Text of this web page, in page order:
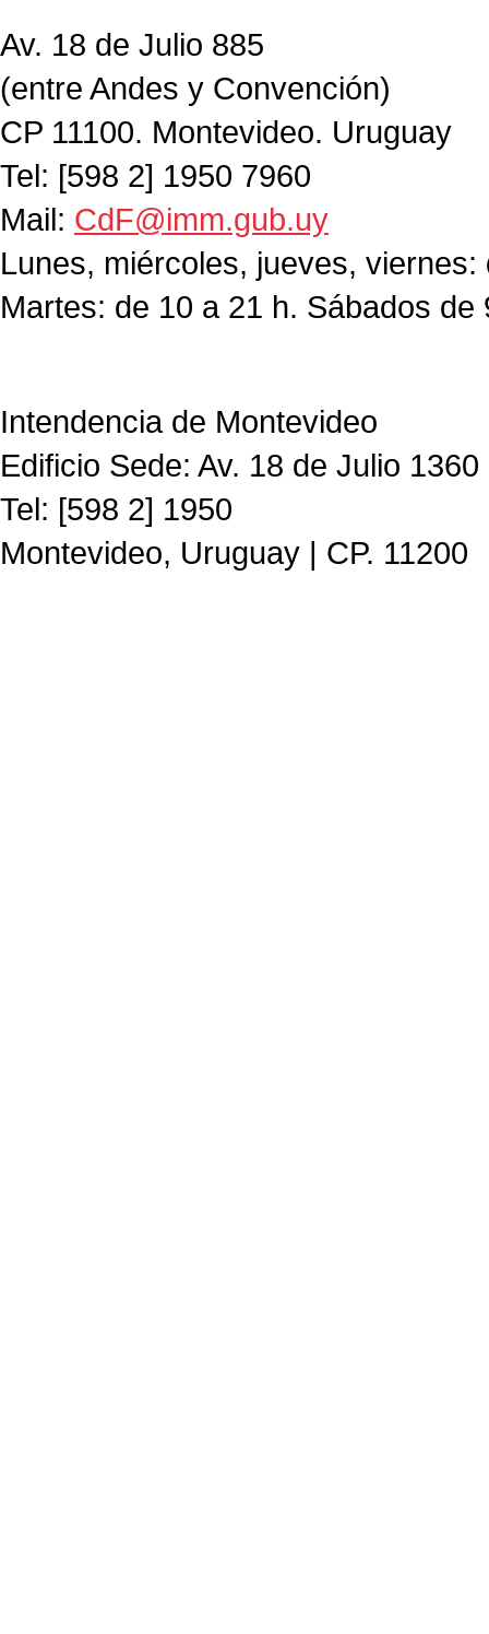
Av. 18 de Julio 885
(entre Andes y Convención)
CP 11100. Montevideo. Uruguay
Tel: [598 2] 1950 7960
Mail: CdF@imm.gub.uy
Lunes, miércoles, jueves, viernes:
Martes: de 10 a 21 h. Sábados de
Intendencia de Montevideo
Edificio Sede: Av. 18 de Julio 1360
Tel: [598 2] 1950
Montevideo, Uruguay | CP. 11200